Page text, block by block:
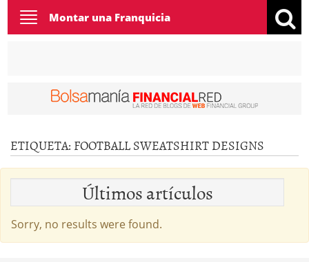
Toggle
navigation
Montar una Franquicia
ETIQUETA: FOOTBALL SWEATSHIRT DESIGNS
Últimos artículos
Sorry, no results were found.